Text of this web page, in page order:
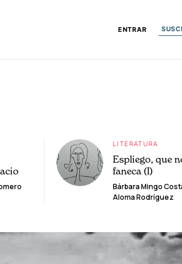
ENTRAR
LITERATURA
Espliego, que
faneca (I)
Bárbara Mingo
Aloma Rodríguez